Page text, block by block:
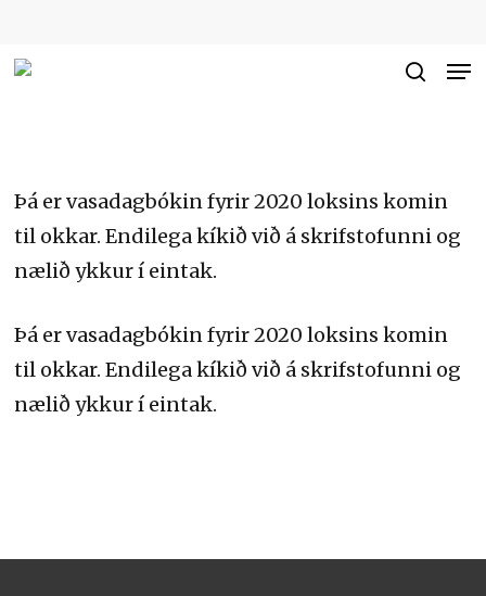
Þá er vasadagbókin fyrir 2020 loksins komin
til okkar. Endilega kíkið við á skrifstofunni og
nælið ykkur í eintak.
Þá er vasadagbókin fyrir 2020 loksins komin
til okkar. Endilega kíkið við á skrifstofunni og
nælið ykkur í eintak.
Close